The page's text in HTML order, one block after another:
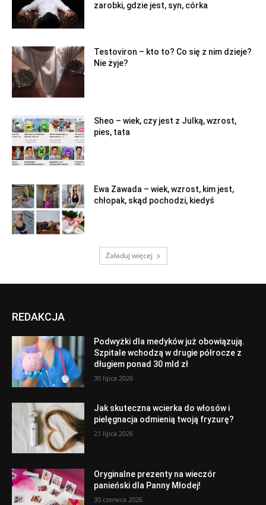
zarobki, gdzie jest, syn, córka
Testoviron – kto to? Co się z nim dzieje?
Nie żyje?
Sheo – wiek, czy jest z Julką, wzrost,
pies, tata
Ewa Zawada – wiek, wzrost, kim jest,
chłopak, skąd pochodzi, kiedyś
Załaduj więcej
REDAKCJA
Podwyżki dla medyków już obowiązują.
Szpitale wchodzą w drugie półrocze z
długiem ponad 30 mld zł
30 lipca 2026
Jak skuteczna wcierka do włosów i
pielęgnacja odmienią twoją fryzurę?
21 lipca 2026
Oryginalne prezenty na wieczór
panieński dla Panny Młodej!
30 czerwca 2026